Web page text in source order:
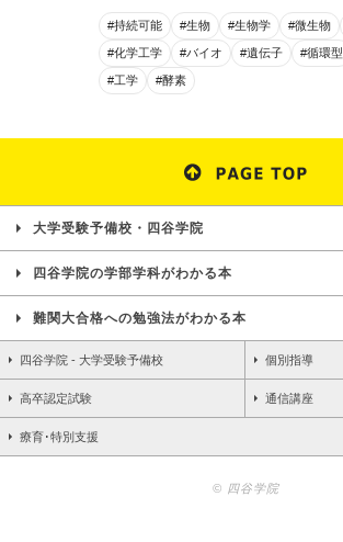
#持続可能 #生物 #生物学 #微生物
#化学工学 #バイオ #遺伝子 #循環型
#工学 #酵素
大学受験予備校・四谷学院
四谷学院の学部学科がわかる本
難関大合格への勉強法がわかる本
四谷学院 - 大学受験予備校 個別指導
高卒認定試験 通信講座
療育･特別支援
© 四谷学院